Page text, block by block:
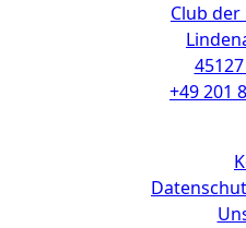
Club
+49 201